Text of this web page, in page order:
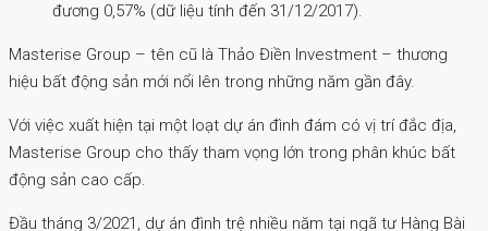
đương 0,57% (dữ liệu tính đến 31/12/2017).
Masterise Group – tên cũ là Thảo Điền Investment – thương
hiệu bất động sản mới nổi lên trong những năm gần đây.
Với việc xuất hiện tại một loạt dự án đình đám có vị trí đắc địa,
Masterise Group cho thấy tham vọng lớn trong phân khúc bất
động sản cao cấp.
Đầu tháng 3/2021, dự án đình trệ nhiều năm tại ngã tư Hàng Bài